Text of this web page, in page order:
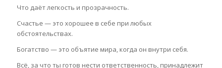
Что даёт легкость и прозрачность.
Счастье — это хорошее в себе при любых
обстоятельствах.
Богатство — это объятие мира, когда он внутри себя.
Всё, за что ты готов нести ответственность, принадлежит